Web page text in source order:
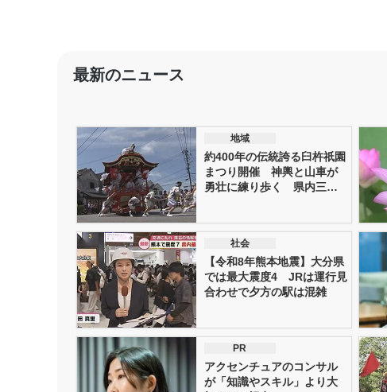
最新のニュース
地域
約400年の伝統誇る臼杵祇園
まつり開催 神輿と山車が
勇壮に練り歩く 県内三大
社会
【令和8年熊本地震】大分県
では最大震度4 JRは運行見
合わせで夕方の駅は混雑
PR
アクセンチュアのコンサル
が「知識やスキル」より大